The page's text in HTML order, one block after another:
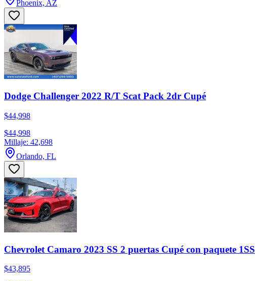
Phoenix, AZ
Dodge Challenger 2022 R/T Scat Pack 2dr Cupé
$44,998
$44,998
Millaje: 42,698
Orlando, FL
Chevrolet Camaro 2023 SS 2 puertas Cupé con paquete 1SS
$43,895